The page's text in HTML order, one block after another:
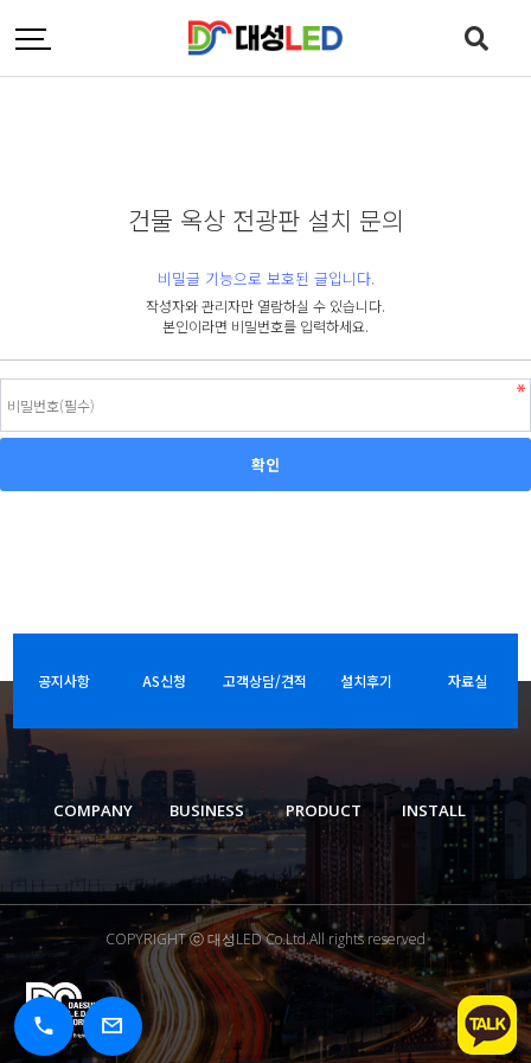
건물 옥상 전광판 설치 문의
비밀글 기능으로 보호된 글입니다.
작성자와 관리자만 열람하실 수 있습니다.
본인이라면 비밀번호를 입력하세요.
공지사항 AS신청 고객상담/견적 설치후기 자료실
COMPANY BUSINESS PRODUCT INSTALL
COPYRIGHT ⓒ 대성LED Co.Ltd.All rights reserved